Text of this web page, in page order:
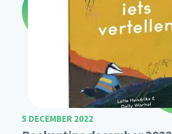
5 DECEMBER 2022